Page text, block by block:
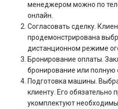
менеджером можно по
онлайн.
Согласовать сделку.
продемонстрирована
дистанционном режиме
Бронирование оплаты.
бронирование или
Подготовка машины.
клиенту. Его обязательно
укомплектуют